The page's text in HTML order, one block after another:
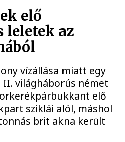
elő
leletek az
vízállása miatt egy
világháborús német
elő
sziklái alól, máshol
brit akna került